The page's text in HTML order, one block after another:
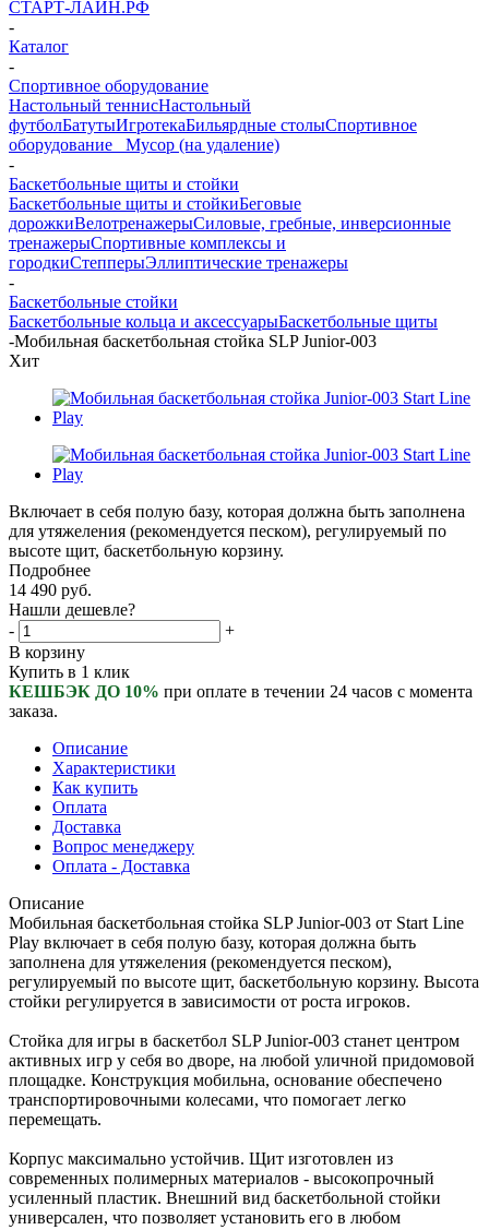
СТАРТ-ЛАЙН.РФ
-
Каталог
-
Спортивное оборудование
Настольный теннисНастольный
футболБатутыИгротекаБильярдные столыСпортивное
оборудование _ Мусор (на удаление)
-
Баскетбольные щиты и стойки
Баскетбольные щиты и стойкиБеговые
дорожкиВелотренажерыСиловые, гребные, инверсионные
тренажерыСпортивные комплексы и
городкиСтепперыЭллиптические тренажеры
-
Баскетбольные стойки
Баскетбольные кольца и аксессуарыБаскетбольные щиты
-Мобильная баскетбольная стойка SLP Junior-003
Хит
Включает в себя полую базу, которая должна быть заполнена
для утяжеления (рекомендуется песком), регулируемый по
высоте щит, баскетбольную корзину.
Подробнее
14 490 руб.
Нашли дешевле?
-
+
В корзину
Купить в 1 клик
КЕШБЭК ДО 10% при оплате в течении 24 часов с момента
заказа.
Описание
Характеристики
Как купить
Оплата
Доставка
Вопрос менеджеру
Оплата - Доставка
Описание
Мобильная баскетбольная стойка SLP Junior-003 от Start Line
Play включает в себя полую базу, которая должна быть
заполнена для утяжеления (рекомендуется песком),
регулируемый по высоте щит, баскетбольную корзину. Высота
стойки регулируется в зависимости от роста игроков.
Стойка для игры в баскетбол SLP Junior-003 станет центром
активных игр у себя во дворе, на любой уличной придомовой
площадке. Конструкция мобильна, основание обеспечено
транспортировочными колесами, что помогает легко
перемещать.
Корпус максимально устойчив. Щит изготовлен из
современных полимерных материалов - высокопрочный
усиленный пластик. Внешний вид баскетбольной стойки
универсален, что позволяет установить его в любом